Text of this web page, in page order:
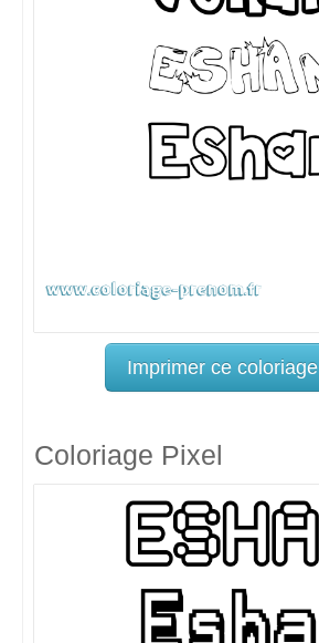
Imprimer ce coloriage
Coloriage Pixel